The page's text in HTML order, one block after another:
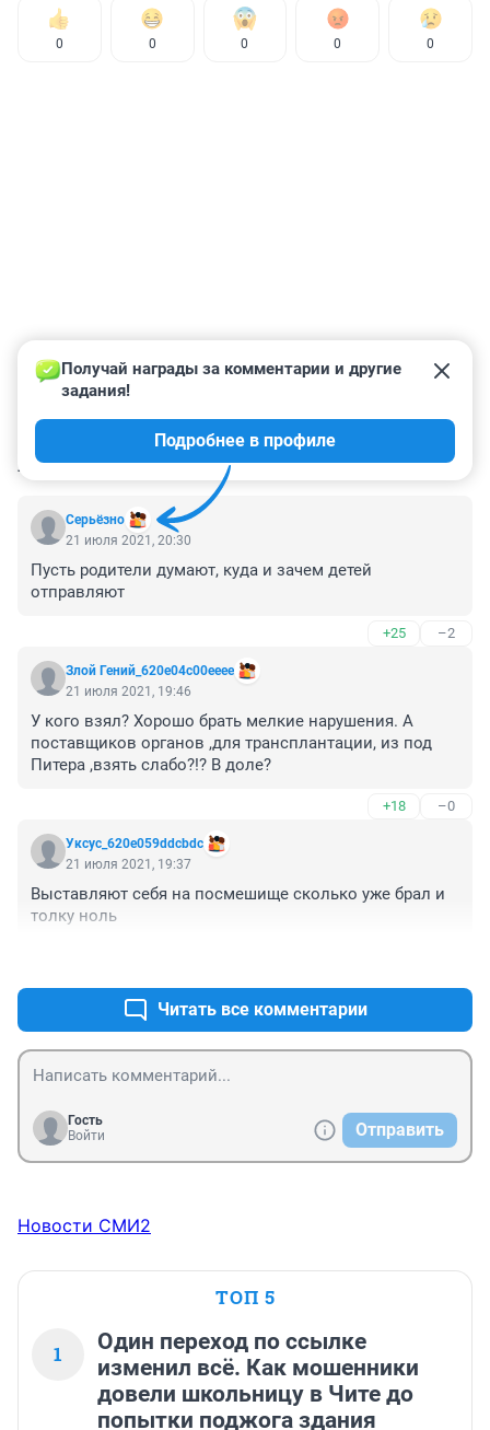
0 0 0 0 0
КОММЕНТАРИИ 4
Серьёзно
Получай награды за комментарии и другие
задания!
Подробнее в профиле
21 июля 2021, 20:30
Пусть родители думают, куда и зачем детей
отправляют
+25 –2
Злой Гений_620e04c00eeee
21 июля 2021, 19:46
У кого взял? Хорошо брать мелкие нарушения. А
поставщиков органов ,для трансплантации, из под
Питера ,взять слабо?!? В доле?
+18 –0
Уксус_620e059ddcbdc
21 июля 2021, 19:37
Выставляют себя на посмешище сколько уже брал и
толку ноль
Читать все комментарии
Гость
Войти
Отправить
Новости СМИ2
ТОП 5
1
Один переход по ссылке
изменил всё. Как мошенники
довели школьницу в Чите до
попытки поджога здания